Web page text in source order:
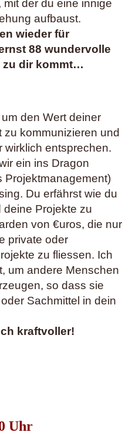
der du eine innige
aufbaust.
wieder für
88 wundervolle
zu dir kommt…
den Wert deiner
kommunizieren und
wirklich entsprechen.
ein ins Dragon
Projektmanagement)
Du erfährst wie du
Projekte zu
von €uros, die nur
private oder
zu fliessen. Ich
um andere Menschen
so dass sie
Sachmittel in dein
kraftvoller!
Uhr